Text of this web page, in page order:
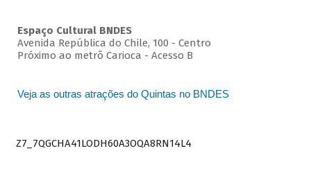
Espaço Cultural BNDES
Avenida República do Chile, 100 - Centro
Próximo ao metrô Carioca - Acesso B
Veja as outras atrações do Quintas no BNDES
Z7_7QGCHA41LODH60A3OQA8RN14L4